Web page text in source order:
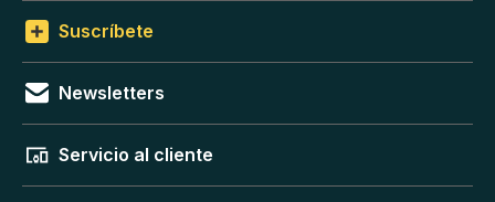
Suscríbete
Newsletters
Servicio al cliente